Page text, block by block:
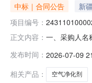
中标｜合同公告 新
项目编号：
正文内容： 一、采购人名
0221空气净
发布时间： 2026-07-09
相关产品：
空气净化剂